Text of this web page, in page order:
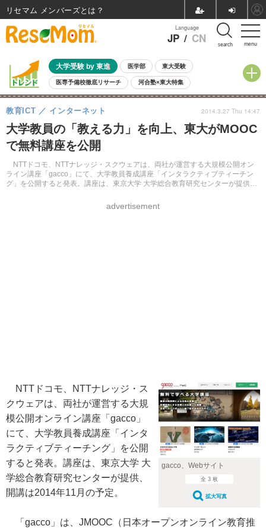
menu
Language
JP / CN search
大学受験 by 東進 医学部 東大受験
医専予備校徹底リサーチ 河合塾×東大特集
親子で考える大学選び 高校受験 中学受験 小学校受験
共通テスト 夏休み 8月開催学校説明会・相談会
8月開催イベント・WS 全国公立高校 過去問 人気記事
自由研究教材（小学生向け）
大学教員の「教える力」を向上、東大がMOOC
で無料講座を公開
NTTドコモ、NTTナレッジ・スクウェアは、両社が運営する大規模公開オン
ライン講座「gacco」にて、大学教員養成講座「インタラクティブティーチン
グ」を公開すると発表。講座は、東京大学 大学総合教育研究センターが提供、
教育ICT インターネット
advertisement
2014.3.27 Thu 14:47
gacco、Webサイト
全 3 枚
拡大写真
NTTドコモ、NTTナレッジ・ス
クウェアは、両社が運営する大規
模公開オンライン講座「gacco」
にて、大学教員養成講座「インタ
ラクティブティーチング」を公開
すると発表。講座は、東京大学 大
学総合教育研究センターが提供、
開講は2014年11月の予定。
「gacco」は、JMOOC（日本オープンオンライン教育推
リセマム メンバーズ